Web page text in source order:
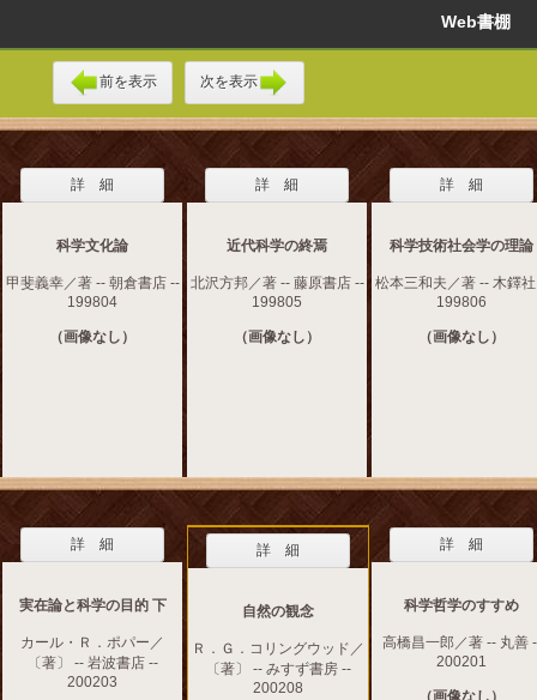
Web書棚
前を表示 次を表示
詳 細
科学文化論
甲斐義幸／著 -- 朝倉書店 --
199804
（画像なし）
詳 細
近代科学の終焉
北沢方邦／著 -- 藤原書店 --
199805
（画像なし）
詳 細
科学技術社会学の理論
松本三和夫／著 -- 木鐸
199806
（画像なし）
詳 細
実在論と科学の目的 下
カール・Ｒ．ポパー／
〔著〕 -- 岩波書店 --
200203
詳 細
自然の観念
Ｒ．Ｇ．コリングウッド／
〔著〕 -- みすず書房 --
200208
詳 細
科学哲学のすすめ
高橋昌一郎／著 -- 丸善
200201
（画像なし）